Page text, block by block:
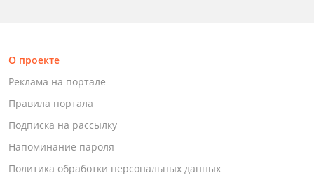
О проекте
Реклама на портале
Правила портала
Подписка на рассылку
Напоминание пароля
Политика обработки персональных данных